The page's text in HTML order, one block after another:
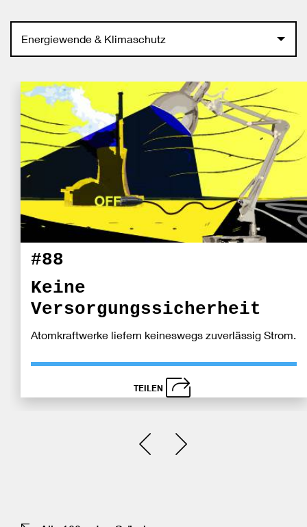
Energiewende & Klimaschutz
#88
Keine
Versorgungssicherheit
Atomkraftwerke liefern keineswegs zuverlässig Strom.
TEILEN
Einen Slide zurück
Einen Slide vor